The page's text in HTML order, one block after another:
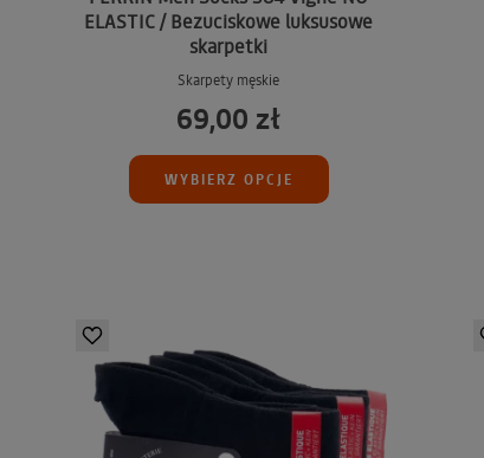
ELASTIC / Bezuciskowe luksusowe
skarpetki
Skarpety męskie
69,00 zł
WYBIERZ OPCJE